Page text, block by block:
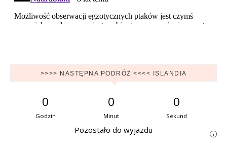
>>>> NASTĘPNA PODRÓŻ <<<< ISLANDIA
0
Godzin
0
Minut
0
Sekund
Pozostało do wyjazdu i